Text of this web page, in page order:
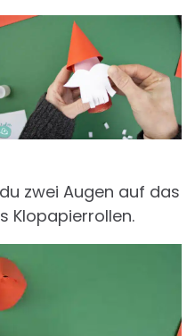
zwei Augen auf das
Klopapierrollen.